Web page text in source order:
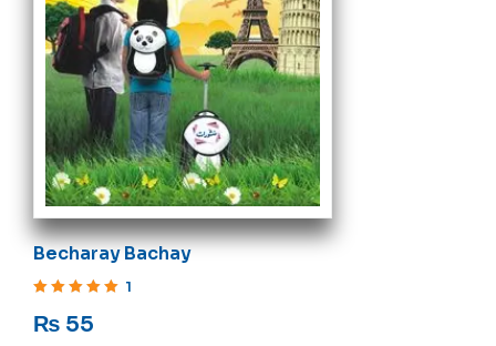
Becharay Bachay
1
₨ 55